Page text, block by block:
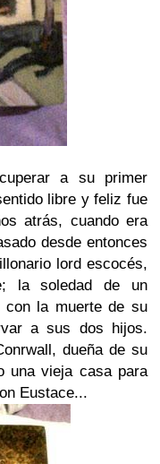
a su primer
libre y feliz fue
atrás, cuando era
desde entonces
lord escocés,
la soledad de un
con la muerte de su
a sus dos hijos.
dueña de su
una vieja casa para
Eustace...